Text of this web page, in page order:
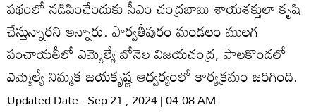
పథంలో నడిపించేందుకు సీఎం చంద్రబాబు శాయశక్తులా కృషి
చేస్తున్నారని అన్నారు. పార్వతీపురం మండలం ములగ
పంచాయతీలో ఎమ్మెల్యే బోనెల విజయచంద్ర, పాలకొండలో
ఎమ్మెల్యే నిమ్మక జయకృష్ణ ఆధ్వర్యంలో కార్యక్రమం జరిగింది.
Updated Date - Sep 21 , 2024 | 04:08 AM